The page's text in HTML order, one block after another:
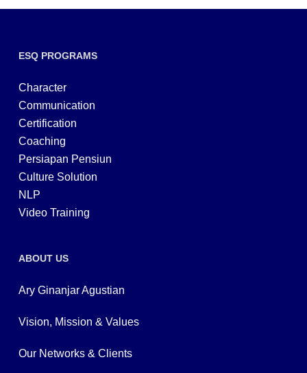
ESQ PROGRAMS
Character
Communication
Certification
Coaching
Persiapan Pensiun
Culture Solution
NLP
Video Training
ABOUT US
Ary Ginanjar Agustian
Vision, Mission & Values
Our Networks & Clients